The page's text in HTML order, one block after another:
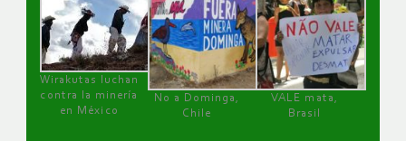
Wirakutas luchan
contra la minería
en México
No a Dominga,
Chile
VALE mata,
Brasil